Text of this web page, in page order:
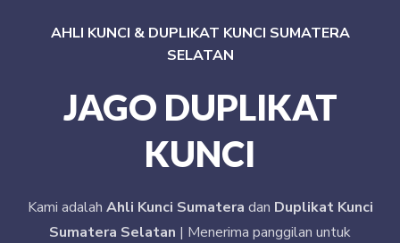
AHLI KUNCI & DUPLIKAT KUNCI SUMATERA
SELATAN
JAGO DUPLIKAT
KUNCI
Kami adalah Ahli Kunci Sumatera dan Duplikat Kunci
Sumatera Selatan | Menerima panggilan untuk